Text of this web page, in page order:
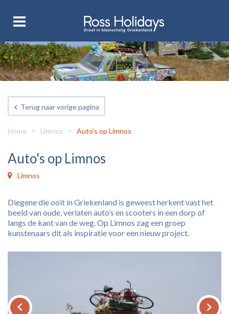
Terug naar vorige pagina
Home > Limnos > Auto's op Limnos
Auto's op Limnos
Limnos
Diegene die ooit in Griekenland is geweest herkent vast het
beeld van oude, verlaten auto’s en scooters in een dorp of
langs de kant van de weg. Op Limnos zag een groep
kunstenaars dit als inspiratie voor een nieuw project.
keyboard_arrow_left keyboard_arrow_right